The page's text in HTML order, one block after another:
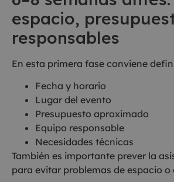
espacio,
responsables
En esta primera fase conviene
Fecha y horario
Lugar del evento
Presupuesto aproximado
Equipo responsable
Necesidades técnicas
También es importante prever la
para evitar problemas de espacio o